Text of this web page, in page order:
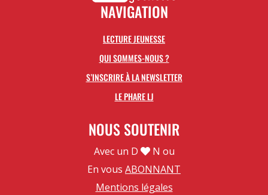
NAVIGATION
LECTURE JEUNESSE
QUI SOMMES-NOUS ?
S’INSCRIRE À LA NEWSLETTER
LE PHARE LJ
NOUS SOUTENIR
Avec un D
N ou
En vous ABONNANT
Mentions légales